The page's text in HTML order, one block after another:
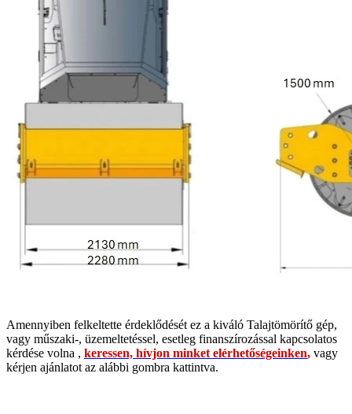
Amennyiben felkeltette érdeklődését ez a kiváló Talajtömörítő gép,
vagy műszaki-, üzemeltetéssel, esetleg finanszírozással kapcsolatos
kérdése volna , keressen, hívjon minket elérhetőségeinken, vagy
kérjen ajánlatot az alábbi gombra kattintva.